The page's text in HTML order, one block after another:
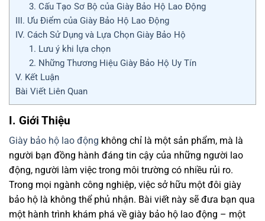
3. Cấu Tạo Sơ Bộ của Giày Bảo Hộ Lao Động
III. Ưu Điểm của Giày Bảo Hộ Lao Động
IV. Cách Sử Dụng và Lựa Chọn Giày Bảo Hộ
1. Lưu ý khi lựa chọn
2. Những Thương Hiệu Giày Bảo Hộ Uy Tín
V. Kết Luận
Bài Viết Liên Quan
I. Giới Thiệu
Giày bảo hộ lao động không chỉ là một sản phẩm, mà là
người bạn đồng hành đáng tin cậy của những người lao
động, người làm việc trong môi trường có nhiều rủi ro.
Trong mọi ngành công nghiệp, việc sở hữu một đôi giày
bảo hộ là không thể phủ nhận. Bài viết này sẽ đưa bạn qua
một hành trình khám phá về giày bảo hộ lao động – một